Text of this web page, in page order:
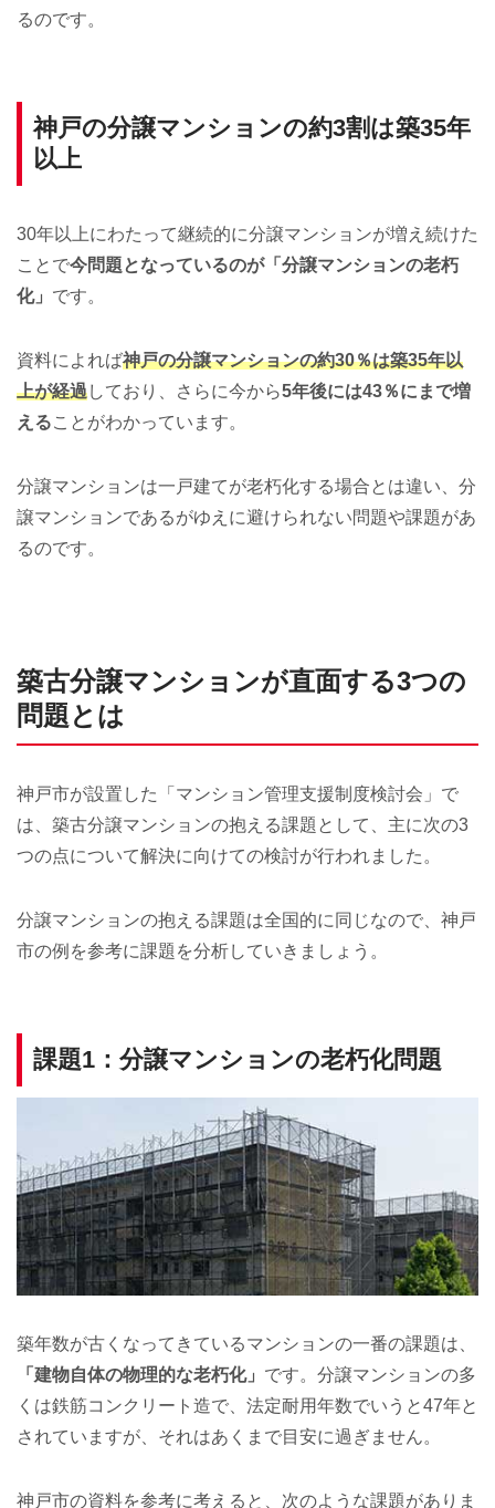
るのです。
神戸の分譲マンションの約3割は築35年
以上
30年以上にわたって継続的に分譲マンションが増え続けた
ことで今問題となっているのが「分譲マンションの老朽
化」 です。
資料によれば神戸の分譲マンションの約30％は築35年以
上が経過しており、さらに今から5年後には43％にまで増
えることがわかっています。
分譲マンションは一戸建てが老朽化する場合とは違い、分
譲マンションであるがゆえに避けられない問題や課題があ
るのです。
築古分譲マンションが直面する3つの
問題とは
神戸市が設置した「マンション管理支援制度検討会」で
は、築古分譲マンションの抱える課題として、主に次の3
つの点について解決に向けての検討が行われました。
分譲マンションの抱える課題は全国的に同じなので、神戸
市の例を参考に課題を分析していきましょう。
課題1：分譲マンションの老朽化問題
築年数が古くなってきているマンションの一番の課題は、
「建物自体の物理的な老朽化」 です。分譲マンションの多
くは鉄筋コンクリート造で、法定耐用年数でいうと47年と
されていますが、それはあくまで目安に過ぎません。
神戸市の資料を参考に考えると、次のような課題がありま